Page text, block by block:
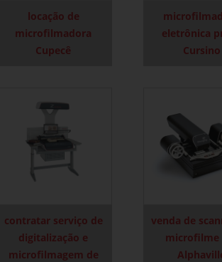
locação de
microfilmadora
Cupecê
eletrônica
Cursino
contratar serviço de
digitalização e
microfilmagem de
venda de
microfilme